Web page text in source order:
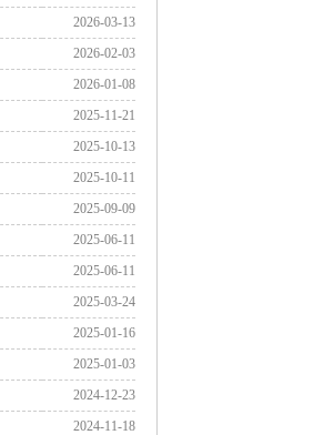
2026-03-13
2026-02-03
2026-01-08
2025-11-21
2025-10-13
2025-10-11
2025-09-09
2025-06-11
2025-06-11
2025-03-24
2025-01-16
2025-01-03
2024-12-23
2024-11-18